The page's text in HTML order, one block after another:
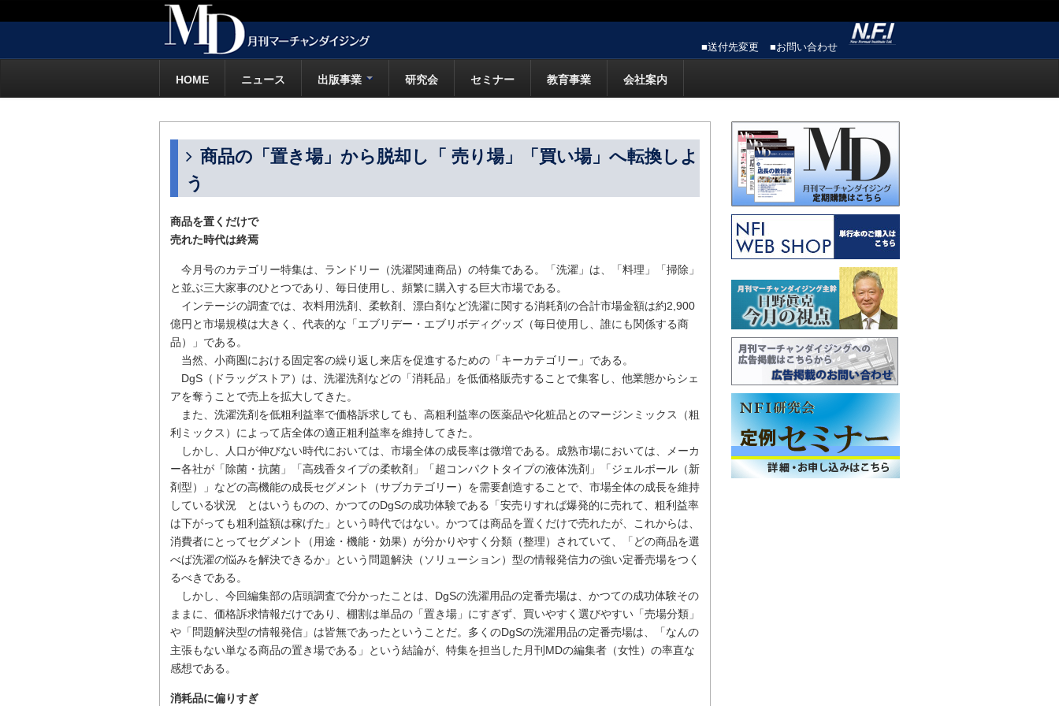
■送付先変更 ■お問い合わせ
HOME ニュース 出版事業 研究会 セミナー 教育事業 会社案内
商品の「置き場」から脱却し「 売り場」「買い場」へ転換しよ
う
商品を置くだけで
売れた時代は終焉
今月号のカテゴリー特集は、ランドリー（洗濯関連商品）の特集である。「洗濯」は、「料理」「掃除」
と並ぶ三大家事のひとつであり、毎日使用し、頻繁に購入する巨大市場である。
インテージの調査では、衣料用洗剤、柔軟剤、漂白剤など洗濯に関する消耗剤の合計市場金額は約2,900
億円と市場規模は大きく、代表的な「エブリデー・エブリボディグッズ（毎日使用し、誰にも関係する商
品）」である。
当然、小商圏における固定客の繰り返し来店を促進するための「キーカテゴリー」である。
DgS（ドラッグストア）は、洗濯洗剤などの「消耗品」を低価格販売することで集客し、他業態からシェ
アを奪うことで売上を拡大してきた。
また、洗濯洗剤を低粗利益率で価格訴求しても、高粗利益率の医薬品や化粧品とのマージンミックス（粗
利ミックス）によって店全体の適正粗利益率を維持してきた。
しかし、人口が伸びない時代においては、市場全体の成長率は微増である。成熟市場においては、メーカ
ー各社が「除菌・抗菌」「高残香タイプの柔軟剤」「超コンパクトタイプの液体洗剤」「ジェルボール（新
剤型）」などの高機能の成長セグメント（サブカテゴリー）を需要創造することで、市場全体の成長を維持
している状況 とはいうものの、かつてのDgSの成功体験である「安売りすれば爆発的に売れて、粗利益率
は下がっても粗利益額は稼げた」という時代ではない。かつては商品を置くだけで売れたが、これからは、
消費者にとってセグメント（用途・機能・効果）が分かりやすく分類（整理）されていて、「どの商品を選
べば洗濯の悩みを解決できるか」という問題解決（ソリューション）型の情報発信力の強い定番売場をつく
るべきである。
しかし、今回編集部の店頭調査で分かったことは、DgSの洗濯用品の定番売場は、かつての成功体験その
ままに、価格訴求情報だけであり、棚割は単品の「置き場」にすぎず、買いやすく選びやすい「売場分類」
や「問題解決型の情報発信」は皆無であったということだ。多くのDgSの洗濯用品の定番売場は、「なんの
主張もない単なる商品の置き場である」という結論が、特集を担当した月刊MDの編集者（女性）の率直な
感想である。
消耗品に偏りすぎ